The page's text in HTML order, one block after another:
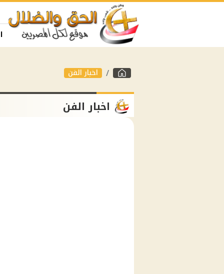
اخبار الفن
اخبار الفن